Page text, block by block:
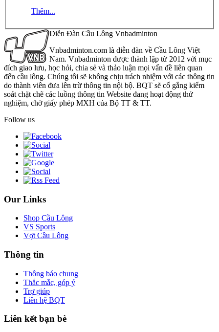
Thêm...
Diễn Đàn Cầu Lông Vnbadminton
Vnbadminton.com là diễn đàn về Cầu Lông Việt
Nam. Vnbadminton được thành lập từ 2012 với mục
đích giao lưu, học hỏi, chia sẻ và thảo luận mọi vấn đề liên quan
đến cầu lông. Chúng tôi sẽ không chịu trách nhiệm với các thông tin
do thành viên đưa lên trừ thông tin nội bộ. BQT sẽ cố gắng kiểm
soát chặt chẽ các luồng thông tin Website đang hoạt động thử
nghiệm, chờ giấy phép MXH của Bộ TT & TT.
Follow us
Our Links
Shop Cầu Lông
VS Sports
Vợt Cầu Lông
Thông tin
Thông báo chung
Thắc mắc, góp ý
Trợ giúp
Liên hệ BQT
Liên kết bạn bè